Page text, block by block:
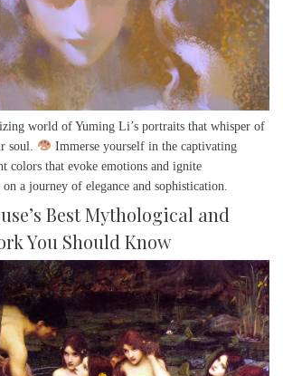
world of Yuming Li’s portraits that whisper of
soul.
Immerse yourself in the captivating
colors that evoke emotions and ignite
a journey of elegance and sophistication.
Best Mythological and
You Should Know